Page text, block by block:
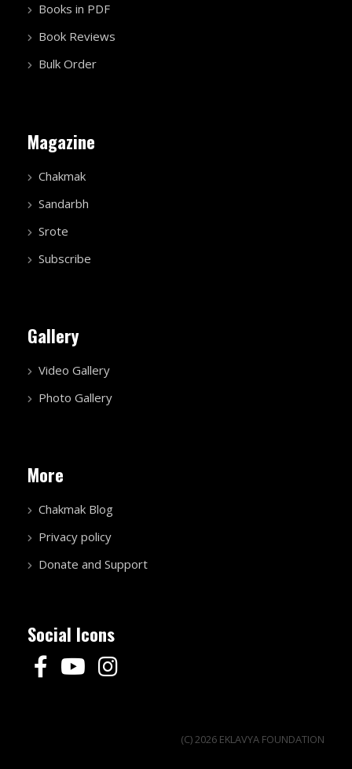
Books in PDF
Book Reviews
Bulk Order
Magazine
Chakmak
Sandarbh
Srote
Subscribe
Gallery
Video Gallery
Photo Gallery
More
Chakmak Blog
Privacy policy
Donate and Support
Social Icons
(C) 2026 EKLAVYA FOUNDATION